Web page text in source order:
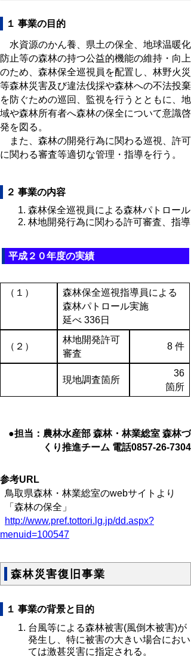
１ 事業の目的
水資源のかん養、県土の保全、地球温暖化
防止等の森林の持つ公益的機能の維持・向上
のため、森林保全巡視員を配置し、林野火災
等森林災害及び違法伐採や森林への不法投棄
を防ぐための巡回、監視を行うとともに、地
域や森林所有者へ森林の保全について意識啓
発を図る。
また、森林の開発行為に関わる巡視、許可
に関わる審査等適切な管理・指導を行う。
２ 事業の内容
森林保全巡視員による森林パトロール
林地開発行為に関わる許可審査、指導
平成２０年度の実績
（１）
森林保全巡視指導員による
森林パトロール実施
延べ 336日
（２）
林地開発許可
審査
8 件
現地調査箇所
36
箇所
●担当：農林水産部 森林・林業総室 森林づ
くり推進チーム 電話0857-26-7304
参考URL
鳥取県森林・林業総室のwebサイトより
「森林の保全」
http://www.pref.tottori.lg.jp/dd.aspx?
menuid=100547
森林災害復旧事業
１ 事業の背景と目的
台風等による森林被害(風倒木被害)が
発生し、特に被害の大きい場合におい
ては激甚災害に指定される。